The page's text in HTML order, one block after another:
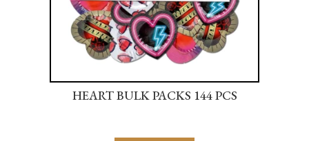
HEART BULK PACKS 144 PCS